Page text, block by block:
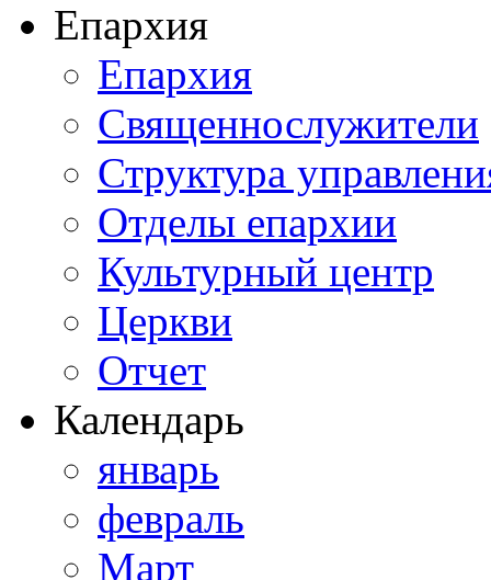
Епархия
Епархия
Священнослужители
Структура
Отделы епархии
Культурный центр
Церкви
Отчет
Календарь
январь
февраль
Март